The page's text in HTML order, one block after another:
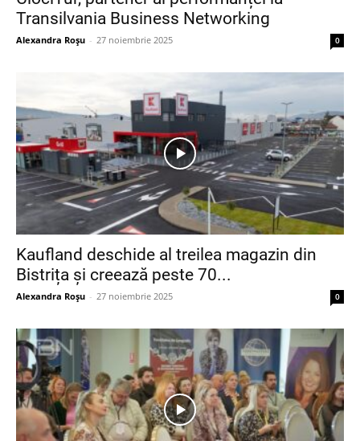
Transilvania Business Networking
Alexandra Roșu - 27 noiembrie 2025 0
Kaufland deschide al treilea magazin din
Bistrița și creează peste 70...
Alexandra Roșu - 27 noiembrie 2025 0